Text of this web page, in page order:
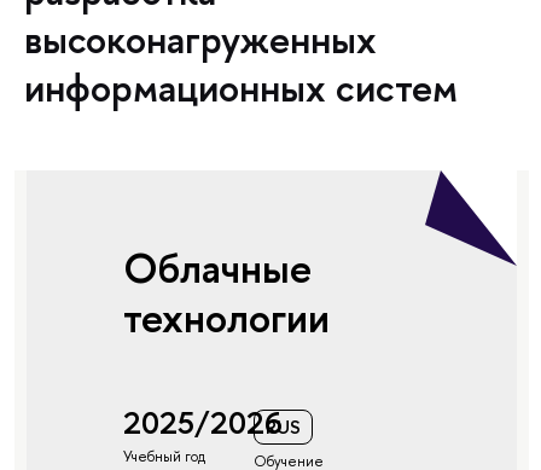
высоконагруженных
информационных систем
Облачные
технологии
2025/2026
Учебный год
RUS
Обучение